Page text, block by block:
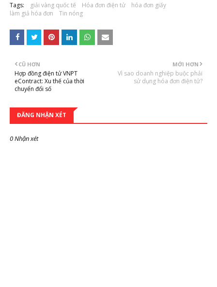
Tags: giải vàng quốc tế Hóa đơn điện tử
hóa đơn giấy
làm giả hóa đơn
Tin nóng
MỚI HƠN
Vì sao doanh nghiệp buộc phải
sử dụng hóa đơn điện tử?
CŨ HƠN
Hợp đồng điện tử VNPT
eContract: Xu thế của thời
chuyển đổi số
ĐĂNG NHẬN XÉT
0 Nhận xét